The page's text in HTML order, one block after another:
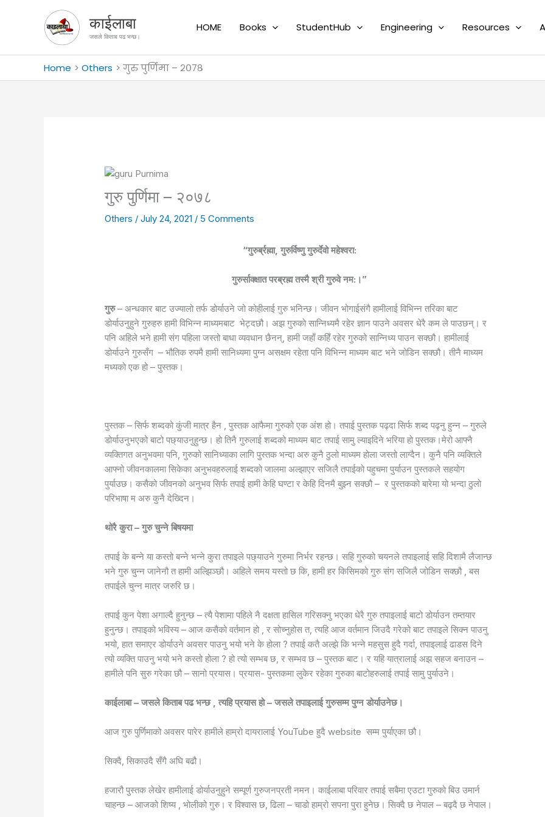
काईलाबा
जसले किताब पढ भन्छ।
HOME Books StudentHub Engineering Resources
Home Others गुरु पुर्णिमा – २०७८
गुरु पुर्णिमा – २०७८
Others /July 24, 2021 / 5 Comments
“गुरुर्ब्रह्मा, गुरुर्विष्णु गुरुर्देवो महेश्वरा:
गुरुर्साक्क्षात परब्रह्म तस्मै श्री गुरुवे नम:।”
गुरु– अन्धकार बाट उज्यालो तर्फ डोर्याउने जो कोहीलाई गुरु भनिन्छ।जीवन भोगाईसंगै हामीलाई विभिन्न तरिका बाट
डोर्याउनुहुने गुरुहरु हामी विभिन्न माध्यमबाट भेट्दछौ।अझ गुरुको सान्निध्यमै रहेर ज्ञान पाउने अवसर धेरै कम ले पाउछन्। र
पनि अहिले भने हामी संग पहिला जस्तो बाधा व्यवधान छैनन्, हामी जहाँ कहिँ रहेर गुरुको सान्निध्य पाउन सक्छौ।हामीलाई
डोर्याउने गुरुसँग – भौतिक रुपमै हामी सानिध्यमा पुग्न असक्षम रहेता पनि विभिन्न माध्यम बाट भने जोडिन सक्छौ। तीनै माध्यम
मध्यको एक हो – पुस्तक।
पुस्तक – सिर्फ शब्दको कुंजी मात्र हैन , पुस्तक आफैमा गुरुको एक अंश हो। तपाई पुस्तक पढ्दा सिर्फ शब्द पढ्नु हुन्न – गुरुले
डोर्याउनुभएको बाटो पछ्याउनुहुन्छ। हो तिनै गुरुलाई शब्दको माध्यम बाट तपाई सामु ल्याइदिने भरिया हो पुस्तक।मेरो आफ्नै
व्यक्तिगत अनुभवमा पनि, गुरुको सानिध्याका लागि पुस्तक भन्दा अरु कुनै ठुलो माध्यम होला जस्तो लाग्दैन। कुनै पनि व्यक्तिले
आफ्नो जीवनकालमा सिकेका अनुभवहरुलाई शब्दको जालमा अल्झाएर सजिलै तपाईको पहुचमा पुर्याउन पुस्तकले सहयोग
पुर्याउछ।कसैको जीवनको अनुभव सिर्फ तपाई हामी केहि घण्टा र केहि दिनमै बुझ्न सक्छौ – र पुस्तकको बारेमा यो भन्दा ठुलो
परिभाषा म अरु कुनै देख्दिन।
थोरै कुरा – गुरु चुन्ने बिषयमा
तपाई के बन्ने या कस्तो बन्ने भन्ने कुरा तपाइले पछ्याउने गुरुमा निर्भर रहन्छ। सहि गुरुको चयनले तपाइलाई सहि दिशामै लैजान्छ
भने गुरु चुन्न जानेनौ त हामी अल्झिञ्छौ।अहिले समय यस्तो छ कि, हामी हर किसिमको गुरु संग सजिलै जोडिन सक्छौ , बस
तपाईले चुन्न मात्र जरुरि छ।
तपाई कुन पेशा अगाल्दै हुनुन्छ – त्यै पेशामा पहिले नै दक्षता हासिल गरिसक्नु भएका धेरै गुरु तपाइलाई बाटो डोर्याउन तम्तयार
हुनुन्छ।तपाइको भविस्य – आज कसैको वर्तमान हो , र सोच्नुहोस त, त्यहि आज वर्तमान जिउदै गरेको बाट तपाइले सिक्न पाउनु
भयो, हात समाएर डोर्याउने अवसर पाउनु भयो भने के होला ? तपाई कतै अल्झे कि भन्ने महसुस हुदै गर्दा, तपाइलाई ढाडस दिने
त्यो व्यक्ति पाउनु भयो भने कस्तो होला ?हो त्यो सम्भब छ, र सम्भव छ – पुस्तक बाट।र यहि यात्रालाई अझ सहज बनाउन –
हामीले पनि सुरु गरेका छौ – सानो प्रयास।प्रयास- पुस्तकमा लुकेर रहेका गुरुका बाटोहरुलाई तपाई सामु पुर्याउने।
काईलाबा – जसले किताब पढ भन्छ , त्यहि प्रयास हो – जसले तपाइलाई गुरुसम्म पुग्न डोर्याउनेछ।
आज गुरु पुर्णिमाको अवसर पारेर हामीले हाम्रो दायरालाई YouTube हुदै website सम्म पुर्याएका छौ।
सिक्दै, सिकाउदै सँगै अघि बढौ।
हजारौ पुस्तक लेखेर हामीलाई डोर्याउनुहुने सम्पूर्ण गुरुजनप्रती नमन। काईलाबा परिवार तपाई सबैमा एउटा गुरुको बिउ उमार्न
चाहन्छ – आजको शिष्य , भोलीको गुरु। र विश्वास छ, ढिला – चाडो हाम्रो सपना पुरा हुनेछ। सिक्दै छ नेपाल – बढ्दै छ नेपाल।